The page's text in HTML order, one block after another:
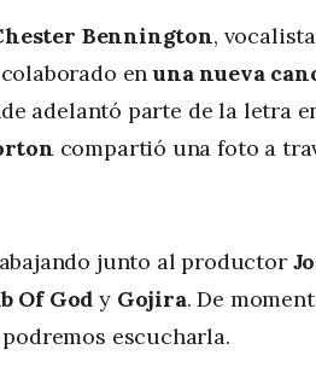
Bennington,
enuna nueva
adelantó parte de la letra
compartió una foto a
junto al productor
Of Gody Gojira. De
escucharla.